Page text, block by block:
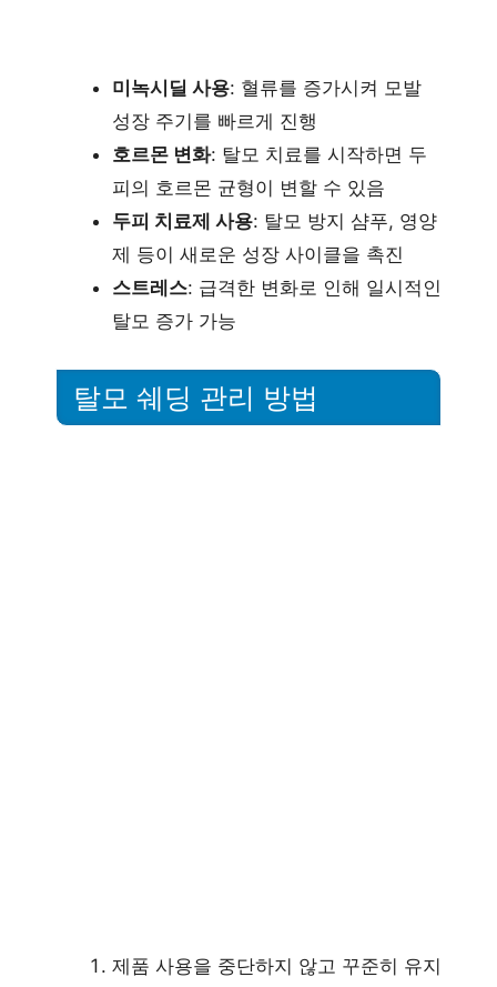
미녹시딜 사용: 혈류를 증가시켜 모발
성장 주기를 빠르게 진행
호르몬 변화: 탈모 치료를 시작하면 두
피의 호르몬 균형이 변할 수 있음
두피 치료제 사용: 탈모 방지 샴푸, 영양
제 등이 새로운 성장 사이클을 촉진
스트레스: 급격한 변화로 인해 일시적인
탈모 증가 가능
탈모 쉐딩 관리 방법
제품 사용을 중단하지 않고 꾸준히 유지